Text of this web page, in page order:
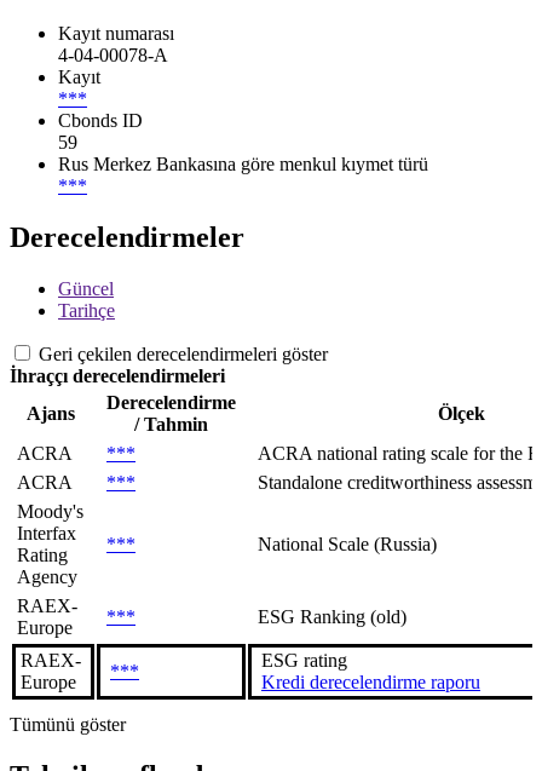
Kayıt numarası
4-04-00078-A
Kayıt
***
Cbonds ID
59
Rus Merkez Bankasına göre menkul kıymet türü
***
Derecelendirmeler
Güncel
Tarihçe
Geri çekilen derecelendirmeleri göster
İhraççı derecelendirmeleri
Ajans
Derecelendirme
/ Tahmin
Ölçek
ACRA
***
ACRA national rating scale for the
ACRA
***
Standalone creditworthiness
Moody's
Interfax
Rating
Agency
*** National Scale (Russia)
RAEX-
Europe
*** ESG Ranking (old)
RAEX-
Europe
***
ESG rating
Kredi derecelendirme raporu
Tümünü göster